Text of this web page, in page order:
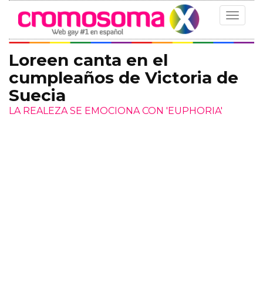
Toggle
Loreen canta en el
cumpleaños de Victoria de
Suecia
LA REALEZA SE EMOCIONA CON 'EUPHORIA'